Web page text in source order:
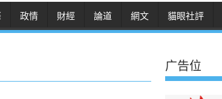
政情 財經 論道 網文 貓眼社評
广告位